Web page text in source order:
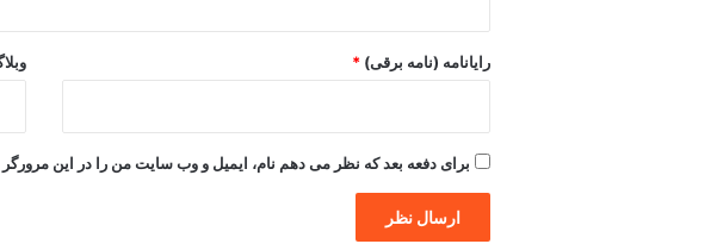
رایانامه (نامه برقی) *
برای دفعه بعد که نظر می دهم نام، ایمیل و وب سایت من را در این مرورگر